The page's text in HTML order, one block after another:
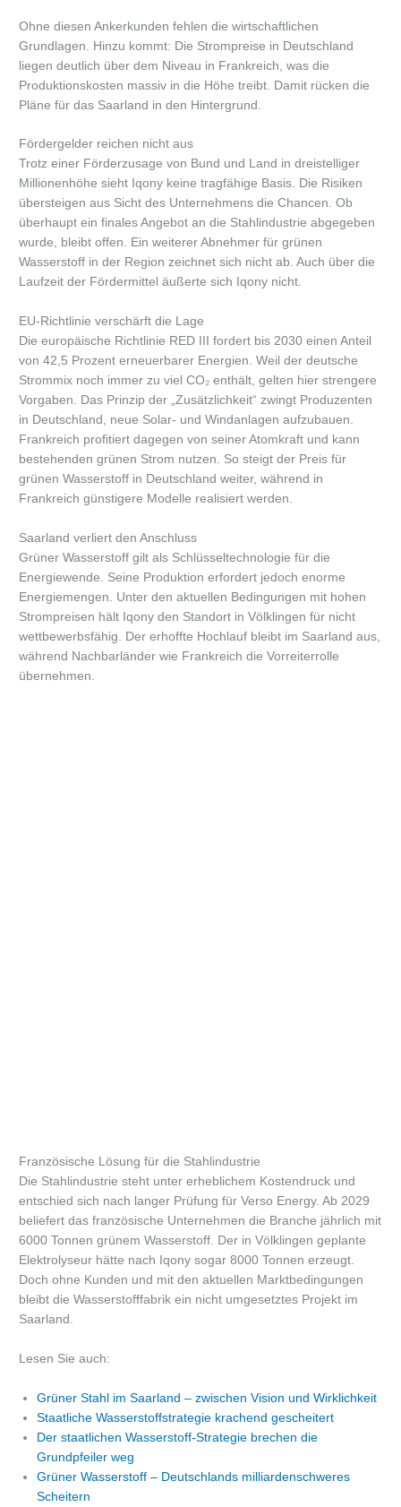
Ohne diesen Ankerkunden fehlen die wirtschaftlichen
Grundlagen. Hinzu kommt: Die Strompreise in Deutschland
liegen deutlich über dem Niveau in Frankreich, was die
Produktionskosten massiv in die Höhe treibt. Damit rücken die
Pläne für das Saarland in den Hintergrund.
Fördergelder reichen nicht aus
Trotz einer Förderzusage von Bund und Land in dreistelliger
Millionenhöhe sieht Iqony keine tragfähige Basis. Die Risiken
übersteigen aus Sicht des Unternehmens die Chancen. Ob
überhaupt ein finales Angebot an die Stahlindustrie abgegeben
wurde, bleibt offen. Ein weiterer Abnehmer für grünen
Wasserstoff in der Region zeichnet sich nicht ab. Auch über die
Laufzeit der Fördermittel äußerte sich Iqony nicht.
EU-Richtlinie verschärft die Lage
Die europäische Richtlinie RED III fordert bis 2030 einen Anteil
von 42,5 Prozent erneuerbarer Energien. Weil der deutsche
Strommix noch immer zu viel CO₂ enthält, gelten hier strengere
Vorgaben. Das Prinzip der „Zusätzlichkeit“ zwingt Produzenten
in Deutschland, neue Solar- und Windanlagen aufzubauen.
Frankreich profitiert dagegen von seiner Atomkraft und kann
bestehenden grünen Strom nutzen. So steigt der Preis für
grünen Wasserstoff in Deutschland weiter, während in
Frankreich günstigere Modelle realisiert werden.
Saarland verliert den Anschluss
Grüner Wasserstoff gilt als Schlüsseltechnologie für die
Energiewende. Seine Produktion erfordert jedoch enorme
Energiemengen. Unter den aktuellen Bedingungen mit hohen
Strompreisen hält Iqony den Standort in Völklingen für nicht
wettbewerbsfähig. Der erhoffte Hochlauf bleibt im Saarland aus,
während Nachbarländer wie Frankreich die Vorreiterrolle
übernehmen.
Französische Lösung für die Stahlindustrie
Die Stahlindustrie steht unter erheblichem Kostendruck und
entschied sich nach langer Prüfung für Verso Energy. Ab 2029
beliefert das französische Unternehmen die Branche jährlich mit
6000 Tonnen grünem Wasserstoff. Der in Völklingen geplante
Elektrolyseur hätte nach Iqony sogar 8000 Tonnen erzeugt.
Doch ohne Kunden und mit den aktuellen Marktbedingungen
bleibt die Wasserstofffabrik ein nicht umgesetztes Projekt im
Saarland.
Lesen Sie auch:
Grüner Stahl im Saarland – zwischen Vision und Wirklichkeit
Staatliche Wasserstoffstrategie krachend gescheitert
Der staatlichen Wasserstoff-Strategie brechen die
Grundpfeiler weg
Grüner Wasserstoff – Deutschlands milliardenschweres
Scheitern